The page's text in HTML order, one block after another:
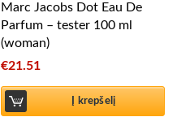
Marc Jacobs Dot Eau De
Parfum – tester 100 ml
(woman)
€21.51
Į krepšelį